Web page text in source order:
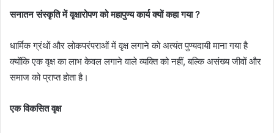
सनातन संस्कृति में वृक्षारोपण को महापुण्य कार्य क्यों कहा गया ?
धार्मिक ग्रंथों और लोकपरंपराओं में वृक्ष लगाने को अत्यंत पुण्यदायी माना गया है
क्योंकि एक वृक्ष का लाभ केवल लगाने वाले व्यक्ति को नहीं, बल्कि असंख्य जीवों और
समाज को प्राप्त होता है।
एक विकसित वृक्ष